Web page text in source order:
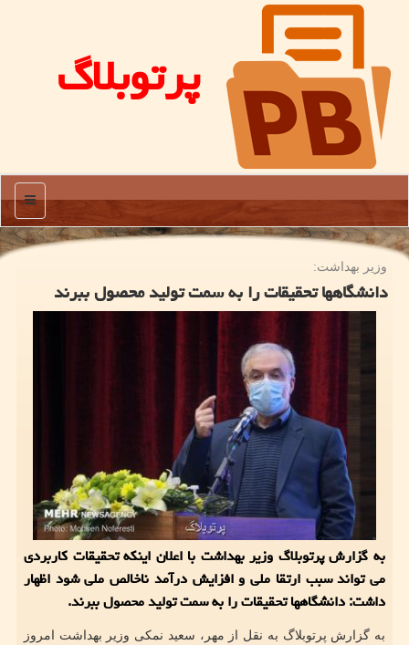
پرتوبلاگ
منو
وزیر بهداشت:
دانشگاهها تحقیقات را به سمت تولید محصول ببرند
به گزارش پرتوبلاگ وزیر بهداشت با اعلان اینکه تحقیقات کاربردی
می تواند سبب ارتقا ملی و افزایش درآمد ناخالص ملی شود اظهار
داشت: دانشگاهها تحقیقات را به سمت تولید محصول ببرند.
به گزارش پرتوبلاگ به نقل از مهر، سعید نمکی وزیر بهداشت امروز